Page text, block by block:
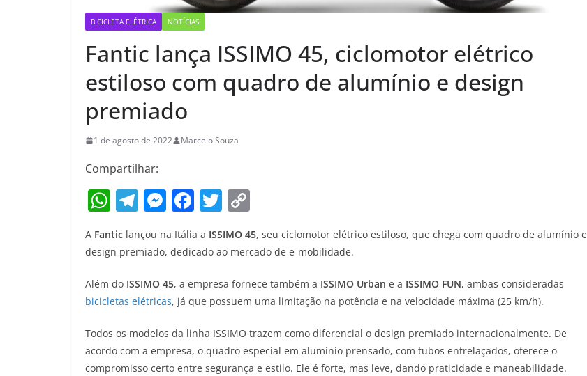
BICICLETA ELÉTRICA NOTÍCIAS
Fantic lança ISSIMO 45, ciclomotor elétrico
estiloso com quadro de alumínio e design
premiado
1 de agosto de 2022 Marcelo Souza
Compartilhar:
W
h
at
s
A
p
p
T
e
a
m
M
ss
n
g
er
F
c
b
o
o
k
T
itt p
Li
n
k
A Fantic lançou na Itália a ISSIMO 45, seu ciclomotor elétrico estiloso, que chega com quadro de alumínio e
design premiado, dedicado ao mercado de e-mobilidade.
Além do ISSIMO 45, a empresa fornece também a ISSIMO Urban e a ISSIMO FUN, ambas consideradas
bicicletas elétricas, já que possuem uma limitação na potência e na velocidade máxima (25 km/h).
Todos os modelos da linha ISSIMO trazem como diferencial o design premiado internacionalmente. De
acordo com a empresa, o quadro especial em alumínio prensado, com tubos entrelaçados, oferece o
compromisso certo entre segurança e estilo. Ele é forte, mas leve, dando praticidade e maneabilidade.